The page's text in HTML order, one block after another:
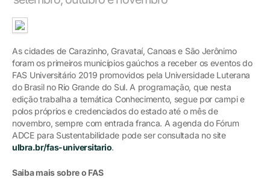
As cidades de Carazinho, Gravataí, Canoas e São Jerônimo
foram os primeiros municípios gaúchos a receber os eventos do
FAS Universitário 2019 promovidos pela Universidade Luterana
do Brasil no Rio Grande do Sul. A programação, que nesta
edição trabalha a temática Conhecimento, segue por campi e
polos próprios e credenciados do estado até o mês de
novembro, sempre com entrada franca. A agenda do Fórum
ADCE para Sustentabilidade pode ser consultada no site
ulbra.br/fas-universitario.
Saiba mais sobre o FAS